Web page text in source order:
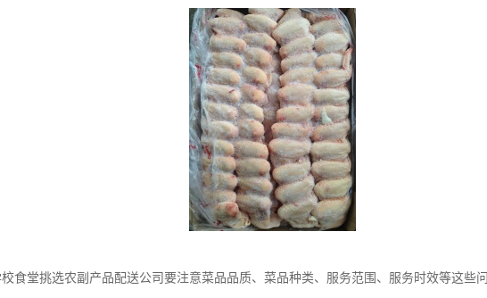
食堂挑选农副产品配送公司要注意菜品品质、菜品种类、服务范围、服务时效等这些